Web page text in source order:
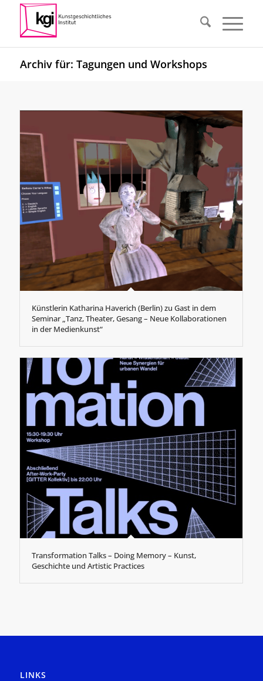
Archiv für: Tagungen und Workshops
Künstlerin Katharina Haverich (Berlin) zu Gast in dem
Seminar „Tanz, Theater, Gesang – Neue Kollaborationen
in der Medienkunst“
Transformation Talks – Doing Memory – Kunst,
Geschichte und Artistic Practices
LINKS